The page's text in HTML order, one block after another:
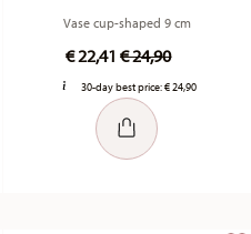
Vase cup-shaped 9 cm
€ 22,41Price reduced
€ 24,90to
30-day best price:€ 24,90